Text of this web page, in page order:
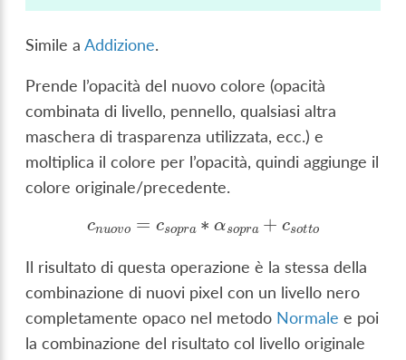
Simile aAddizione.
Prende l’opacità del nuovo colore (opacità
combinata di livello, pennello, qualsiasi altra
maschera di trasparenza utilizzata, ecc.) e
moltiplica il colore per l’opacità, quindi aggiunge il
colore originale/precedente.
nu =c s a∗ αs a+ cs ot
Il risultato di questa operazione è la stessa della
combinazione di nuovi pixel con un livello nero
completamente opaco nel metodo Normale e poi
la combinazione del risultato col livello originale